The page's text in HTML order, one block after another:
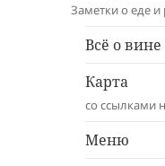
Заметки о еде и
Всё о вине
Карта
со ссылками
Меню